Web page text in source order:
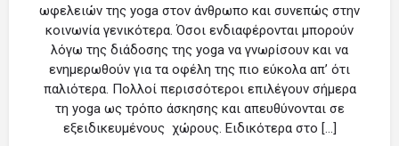
ωφελειών της yoga στον άνθρωπο και συνεπώς στην
κοινωνία γενικότερα. Όσοι ενδιαφέρονται μπορούν
λόγω της διάδοσης της yoga να γνωρίσουν και να
ενημερωθούν για τα οφέλη της πιο εύκολα απ’ ότι
παλιότερα. Πολλοί περισσότεροι επιλέγουν σήμερα
τη yoga ως τρόπο άσκησης και απευθύνονται σε
εξειδικευμένους χώρους. Ειδικότερα στο […]